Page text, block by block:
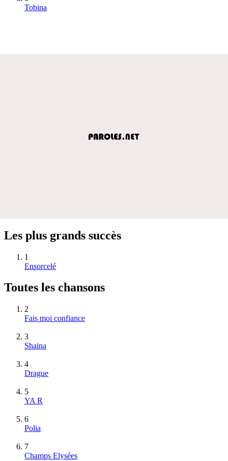
Tobina
Les plus grands succès
1
Ensorcelé
Toutes les chansons
2
Fais moi confiance
3
Shaina
4
Drague
5
YA R
6
Polia
7
Champs Elysées